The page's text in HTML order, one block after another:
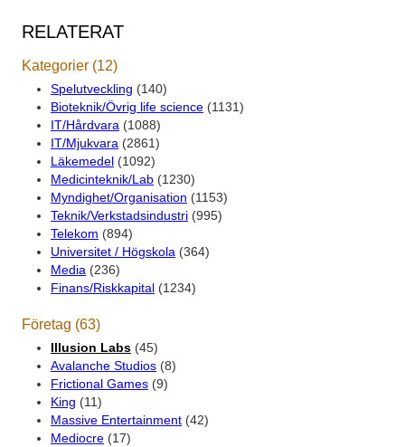
RELATERAT
Kategorier (12)
Spelutveckling (140)
Bioteknik/Övrig life science (1131)
IT/Hårdvara (1088)
IT/Mjukvara (2861)
Läkemedel (1092)
Medicinteknik/Lab (1230)
Myndighet/Organisation (1153)
Teknik/Verkstadsindustri (995)
Telekom (894)
Universitet / Högskola (364)
Media (236)
Finans/Riskkapital (1234)
Företag (63)
Illusion Labs (45)
Avalanche Studios (8)
Frictional Games (9)
King (11)
Massive Entertainment (42)
Mediocre (17)